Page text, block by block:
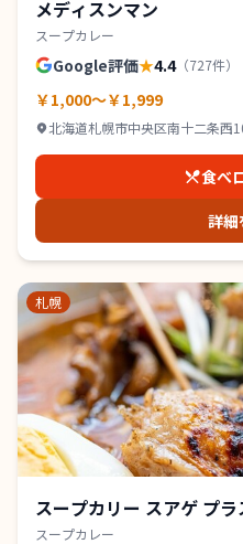
メディスンマン
スープカレー
Google評価★4.4（727件）
￥1,000～￥1,999
北海道札幌市中央区南十二条西
食べ
詳細
札幌
スープカリー スアゲ プラ
スープカレー